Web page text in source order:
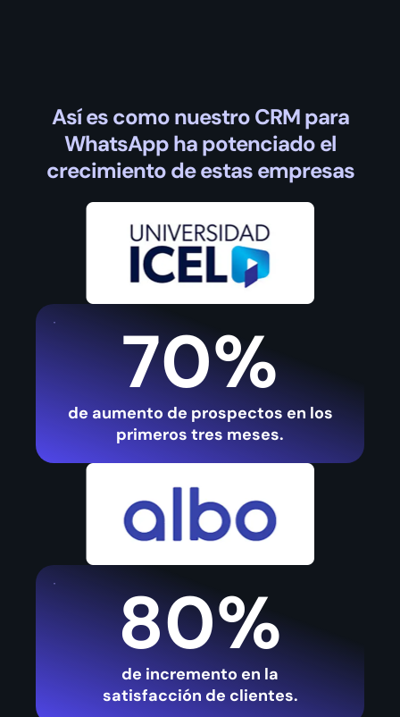
Así es como nuestro CRM para
WhatsApp ha potenciado el
crecimiento de estas empresas
70%
de aumento de prospectos en los
primeros tres meses.
80%
de incremento en la
satisfacción de clientes.